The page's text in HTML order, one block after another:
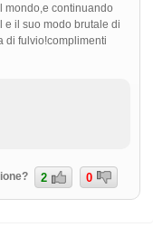
mondo,e continuando
e il suo modo brutale di
di fulvio!complimenti
2 0